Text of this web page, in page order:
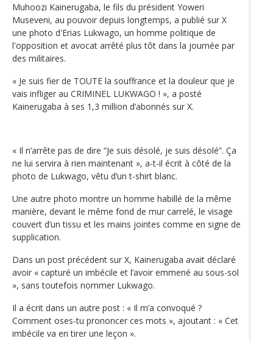
Muhoozi Kainerugaba, le fils du président Yoweri
Museveni, au pouvoir depuis longtemps, a publié sur X
une photo d'Erias Lukwago, un homme politique de
l'opposition et avocat arrêté plus tôt dans la journée par
des militaires.
« Je suis fier de TOUTE la souffrance et la douleur que je
vais infliger au CRIMINEL LUKWAGO ! », a posté
Kainerugaba à ses 1,3 million d’abonnés sur X.
« Il n’arrête pas de dire “Je suis désolé, je suis désolé”. Ça
ne lui servira à rien maintenant », a-t-il écrit à côté de la
photo de Lukwago, vêtu d’un t-shirt blanc.
Une autre photo montre un homme habillé de la même
manière, devant le même fond de mur carrelé, le visage
couvert d’un tissu et les mains jointes comme en signe de
supplication.
Dans un post précédent sur X, Kainerugaba avait déclaré
avoir « capturé un imbécile et l’avoir emmené au sous-sol
», sans toutefois nommer Lukwago.
Il a écrit dans un autre post : « Il m’a convoqué ?
Comment oses-tu prononcer ces mots », ajoutant : « Cet
imbécile va en tirer une leçon ».